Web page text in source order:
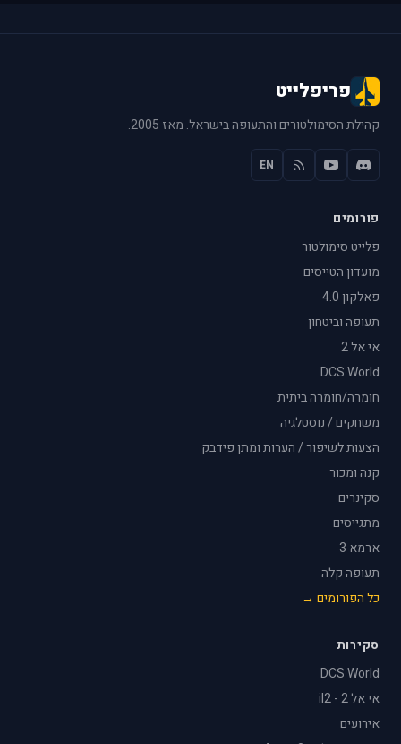
פריפלייט
קהילת הסימולטורים והתעופה בישראל. מאז 2005.
EN
פורומים
פלייט סימולטור
מועדון הטייסים
פאלקון 4.0
תעופה וביטחון
אי אל 2
DCS World
חומרה/חומרה ביתית
משחקים / נוסטלגיה
הצעות לשיפור / הערות ומתן פידבק
קנה ומכור
סקינרים
מתגייסים
ארמא 3
תעופה קלה
כל הפורומים →
סקירות
DCS World
אי אל 2 - il2
אירועים